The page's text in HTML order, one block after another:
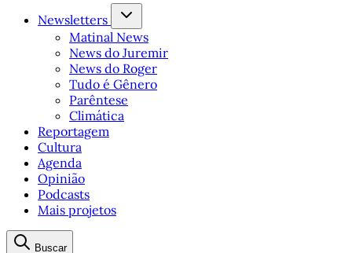
Newsletters
Matinal News
News do Juremir
News do Roger
Tudo é Gênero
Parêntese
Climática
Reportagem
Cultura
Agenda
Opinião
Podcasts
Mais projetos
Buscar